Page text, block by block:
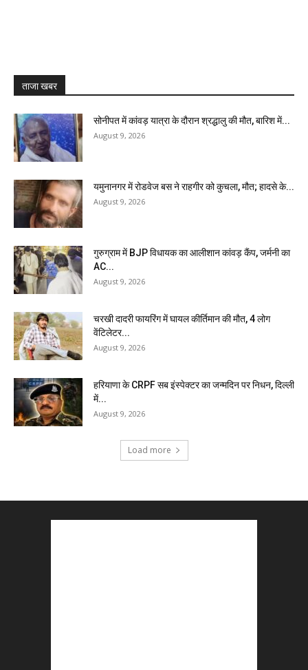
ताजा खबर
सोनीपत में कांवड़ यात्रा के दौरान श्रद्धालु की मौत, बारिश में...
August 9, 2026
यमुनानगर में रोडवेज बस ने राहगीर को कुचला, मौत; हादसे के...
August 9, 2026
गुरुग्राम में BJP विधायक का आलीशान कांवड़ कैंप, जर्मनी का
AC...
August 9, 2026
चरखी दादरी फायरिंग में घायल कीर्तिमान की मौत, 4 लोग
वेंटिलेटर...
August 9, 2026
हरियाणा के CRPF सब इंस्पेक्टर का जन्मदिन पर निधन, दिल्ली
में...
August 9, 2026
Load more